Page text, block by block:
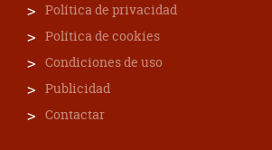
Política de privacidad
Política de cookies
Condiciones de uso
Publicidad
Contactar